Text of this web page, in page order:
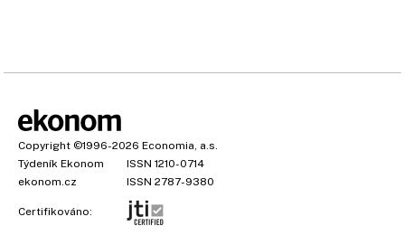
Copyright ©1996-2026 Economia, a.s.
Týdeník Ekonom
ISSN 1210-0714
ekonom.cz
ISSN 2787-9380
Certifikováno: